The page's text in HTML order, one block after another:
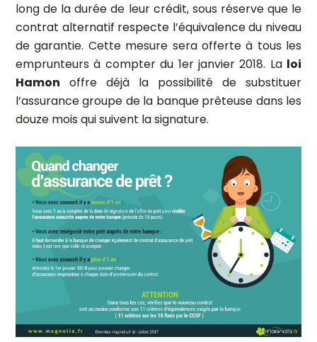
long de la durée de leur crédit, sous réserve que le
contrat alternatif respecte l’équivalence du niveau
de garantie. Cette mesure sera offerte à tous les
emprunteurs à compter du 1er janvier 2018. La loi
Hamon offre déjà la possibilité de substituer
l’assurance groupe de la banque prêteuse dans les
douze mois qui suivent la signature.